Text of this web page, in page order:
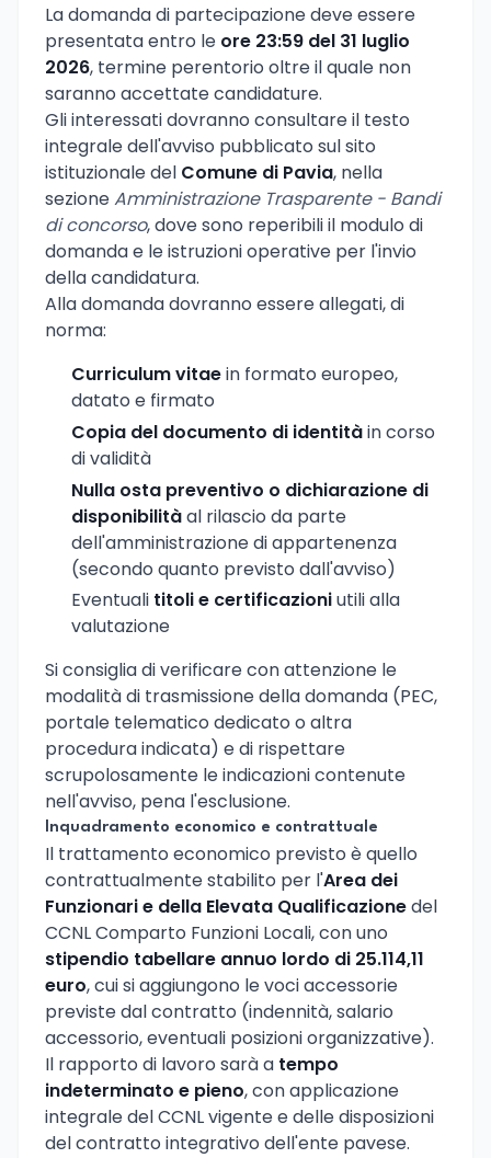
La domanda di partecipazione deve essere
presentata entro le ore 23:59 del 31 luglio
2026, termine perentorio oltre il quale non
saranno accettate candidature.
Gli interessati dovranno consultare il testo
integrale dell'avviso pubblicato sul sito
istituzionale del Comune di Pavia, nella
sezioneAmministrazione Trasparente - Bandi
di concorso, dove sono reperibili il modulo di
domanda e le istruzioni operative per l'invio
della candidatura.
Alla domanda dovranno essere allegati, di
norma:
Curriculum vitaein formato europeo,
datato e firmato
Copia del documento di identitàin corso
di validità
Nulla osta preventivo o dichiarazione di
disponibilitàal rilascio da parte
dell'amministrazione di appartenenza
(secondo quanto previsto dall'avviso)
Eventuali titoli e certificazioniutili alla
valutazione
Si consiglia di verificare con attenzione le
modalità di trasmissione della domanda (PEC,
portale telematico dedicato o altra
procedura indicata) e di rispettare
scrupolosamente le indicazioni contenute
nell'avviso, pena l'esclusione.
Inquadramento economico e contrattuale
Il trattamento economico previsto è quello
contrattualmente stabilito per l'Area dei
Funzionari e della Elevata Qualificazionedel
CCNL Comparto Funzioni Locali, con uno
stipendio tabellare annuo lordo di 25.114,11
euro, cui si aggiungono le voci accessorie
previste dal contratto (indennità, salario
accessorio, eventuali posizioni organizzative).
Il rapporto di lavoro sarà a tempo
indeterminato e pieno, con applicazione
integrale del CCNL vigente e delle disposizioni
del contratto integrativo dell'ente pavese.